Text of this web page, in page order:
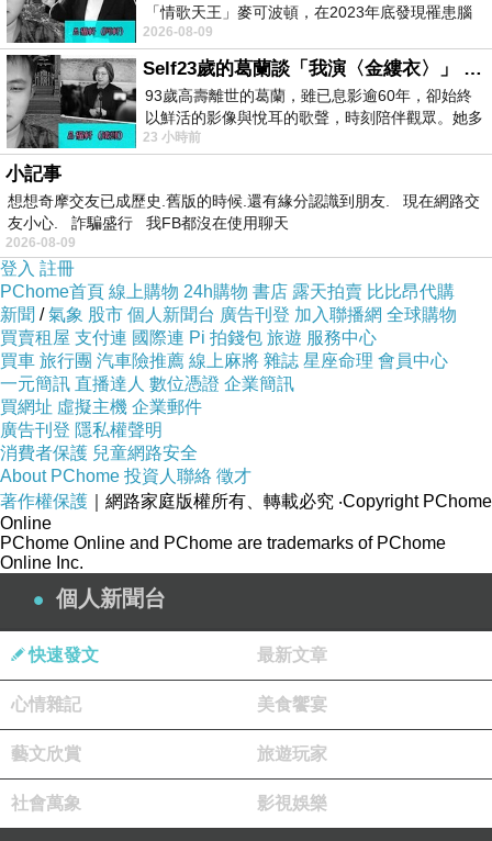
1K3UwUS81Q00ra1YwT2t6MklYVDRlbVVZPQ
==&url=https://tw.buy.yahoo.com/gdsale/gdsale
.asp?gdid=4660219
商品訊息功能:
MIT台灣製商品
商品全系列不含甲醛，螢光劑，均送檢SGS核格
Zoboo讓你穿的安心
商品訊息描述:
【Zoboo】AZ019＊ZOBOO經SGS商品合核
【美式經典塗鴉哈雷工廠】MIT設計/製作
「情歌天王」麥可波頓，在2023年底發現罹患腦
瘤「祈禱早日康復，一切都好」。
2026-08-09
Self23歲的葛蘭談「我演〈金縷衣〉」 #戀上老電影 #粟子 #葛蘭
93歲高壽離世的葛蘭，雖已息影逾60年，卻始終
以鮮活的影像與悅耳的歌聲，時刻陪伴觀眾。她多
才多藝、陽光開朗的形象，不僅保留在電影
23 小時前
小記事
想想奇摩交友已成歷史.舊版的時候.還有緣分認識到朋友. 現在網路交
友小心. 詐騙盛行 我FB都沒在使用聊天
2026-08-09
登入 註冊
PChome首頁 線上購物 24h購物 書店 露天拍賣 比比昂代購
新聞 /氣象 股市 個人新聞台 廣告刊登 加入聯播網 全球購物
買賣租屋 支付連 國際連 Pi 拍錢包 旅遊 服務中心
買車 旅行團 汽車險推薦 線上麻將 雜誌 星座命理 會員中心
一元簡訊 直播達人 數位憑證 企業簡訊
買網址 虛擬主機 企業郵件
廣告刊登 隱私權聲明
消費者保護 兒童網路安全
About PChome 投資人聯絡 徵才
著作權保護 ｜網路家庭版權所有、轉載必究 ‧Copyright PChome
Online
PChome Online and PChome are trademarks of PChome
Online Inc.
個人新聞台
快速發文 最新文章
心情雜記 美食饗宴
藝文欣賞 旅遊玩家
社會萬象 影視娛樂